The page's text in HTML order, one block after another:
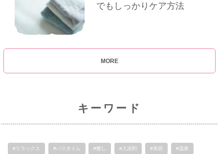
でもしっかりケア方法
MORE
キーワード
#リラックス #バスタイム #癒し #入浴剤 #美容 #温泉